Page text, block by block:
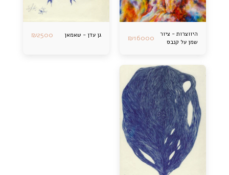
היווצרות - ציור
שמן על קנבס
₪16000 גן עדן - שאמאן ₪2500